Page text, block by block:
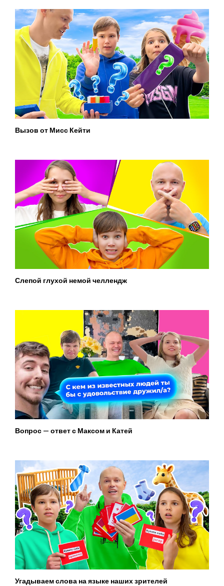
Вызов от Мисс Кейти
Слепой глухой немой челлендж
Вопрос — ответ с Максом и Катей
Угадываем слова на языке наших зрителей